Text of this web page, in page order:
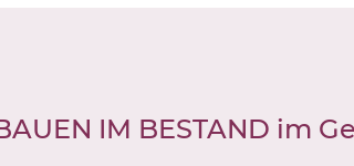
IM BESTAND im